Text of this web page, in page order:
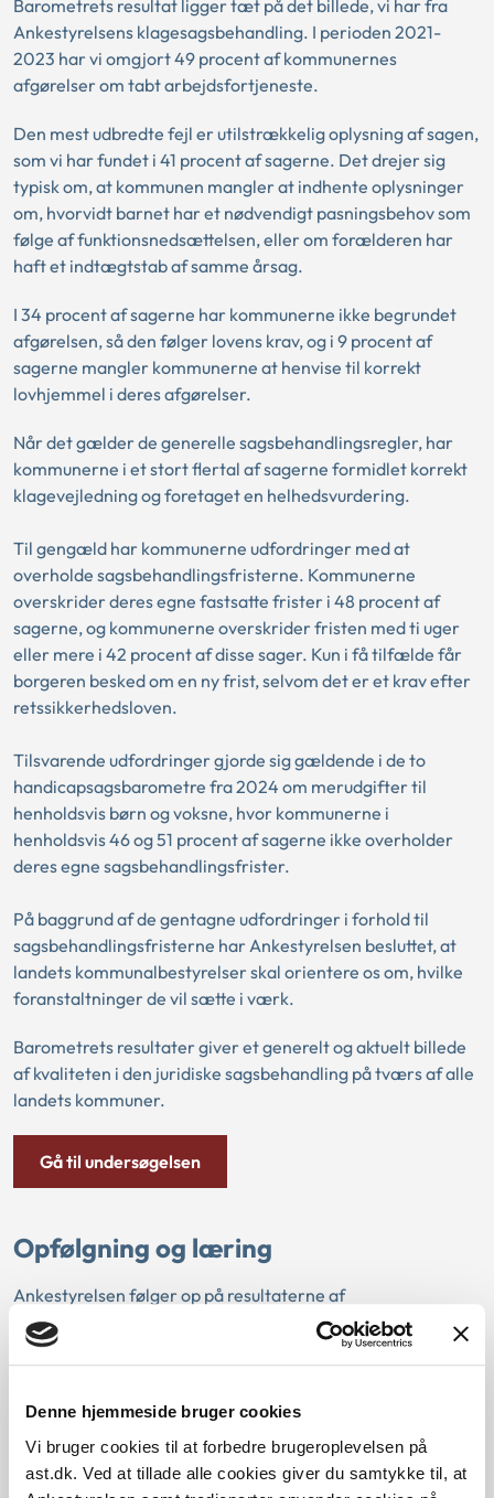
Denne hjemmeside bruger cookies
Vi bruger cookies til at forbedre brugeroplevelsen på
ast.dk. Ved at tillade alle cookies giver du samtykke til, at
Barometrets resultat ligger tæt på det billede, vi har fra
Ankestyrelsens klagesagsbehandling. I perioden 2021-
2023 har vi omgjort 49 procent af kommunernes
afgørelser om tabt arbejdsfortjeneste.
Den mest udbredte fejl er utilstrækkelig oplysning af sagen,
som vi har fundet i 41 procent af sagerne. Det drejer sig
typisk om, at kommunen mangler at indhente oplysninger
om, hvorvidt barnet har et nødvendigt pasningsbehov som
følge af funktionsnedsættelsen, eller om forælderen har
haft et indtægtstab af samme årsag.
I 34 procent af sagerne har kommunerne ikke begrundet
afgørelsen, så den følger lovens krav, og i 9 procent af
sagerne mangler kommunerne at henvise til korrekt
lovhjemmel i deres afgørelser.
Når det gælder de generelle sagsbehandlingsregler, har
kommunerne i et stort flertal af sagerne formidlet korrekt
klagevejledning og foretaget en helhedsvurdering.
Til gengæld har kommunerne udfordringer med at
overholde sagsbehandlingsfristerne. Kommunerne
overskrider deres egne fastsatte frister i 48 procent af
sagerne, og kommunerne overskrider fristen med ti uger
eller mere i 42 procent af disse sager. Kun i få tilfælde får
borgeren besked om en ny frist, selvom det er et krav efter
retssikkerhedsloven.
Tilsvarende udfordringer gjorde sig gældende i de to
handicapsagsbarometre fra 2024 om merudgifter til
henholdsvis børn og voksne, hvor kommunerne i
henholdsvis 46 og 51 procent af sagerne ikke overholder
deres egne sagsbehandlingsfrister.
På baggrund af de gentagne udfordringer i forhold til
sagsbehandlingsfristerne har Ankestyrelsen besluttet, at
landets kommunalbestyrelser skal orientere os om, hvilke
foranstaltninger de vil sætte i værk.
Barometrets resultater giver et generelt og aktuelt billede
af kvaliteten i den juridiske sagsbehandling på tværs af alle
landets kommuner.
Gå til undersøgelsen
Opfølgning og læring
Ankestyrelsen følger op på resultaterne af
Handicapsagsbarometret i forbindelse med undervisnings-
og kompetenceudviklingsinitiativer i
desuden kommunerne forskellige typer af læringsforløb
med fokus på
de generelle sagsbehandlingsregler
herunderhelhedsvurderingogsagsoplysning.